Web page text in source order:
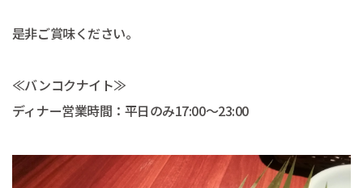
是非ご賞味ください。
≪バンコクナイト≫
ディナー営業時間：平日のみ17:00～23:00